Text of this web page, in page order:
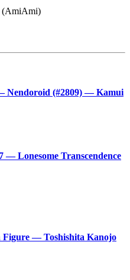
(AmiAmi)
(#2809) — Kamui
Lonesome Transcendence
— Toshishita Kanojo